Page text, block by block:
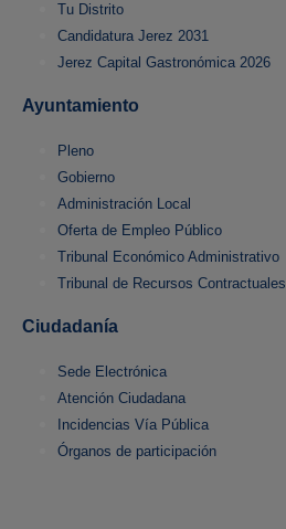
Tu Distrito
Candidatura Jerez 2031
Jerez Capital Gastronómica 2026
Ayuntamiento
Pleno
Gobierno
Administración Local
Oferta de Empleo Público
Tribunal Económico Administrativo
Tribunal de Recursos Contractuales
Ciudadanía
Sede Electrónica
Atención Ciudadana
Incidencias Vía Pública
Órganos de participación